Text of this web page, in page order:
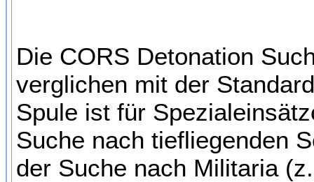
Die CORS Detonation
verglichen mit der
Spule ist für
Suche nach tiefliegenden
der Suche nach Militaria